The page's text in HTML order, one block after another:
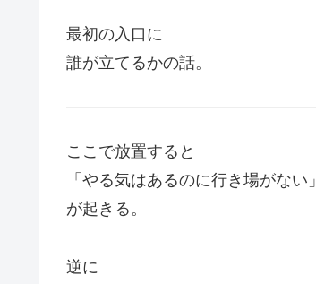
最初の入口に
誰が立てるかの話。
ここで放置すると
「やる気はあるのに行き場がない」
が起きる。
逆に